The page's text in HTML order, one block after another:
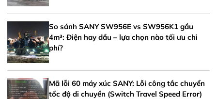
So sánh SANY SW956E vs SW956K1 gầu
4m³: Điện hay dầu – lựa chọn nào tối ưu chi
phí?
Mã lỗi 60 máy xúc SANY: Lỗi công tắc chuyển
tốc độ di chuyển (Switch Travel Speed Error)